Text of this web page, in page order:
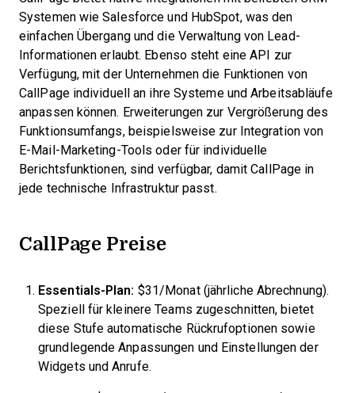
Systemen wie Salesforce und HubSpot, was den
einfachen Übergang und die Verwaltung von Lead-
Informationen erlaubt. Ebenso steht eine API zur
Verfügung, mit der Unternehmen die Funktionen von
CallPage individuell an ihre Systeme und Arbeitsabläufe
anpassen können. Erweiterungen zur Vergrößerung des
Funktionsumfangs, beispielsweise zur Integration von
E-Mail-Marketing-Tools oder für individuelle
Berichtsfunktionen, sind verfügbar, damit CallPage in
jede technische Infrastruktur passt.
CallPage Preise
Essentials-Plan: $31/Monat (jährliche Abrechnung).
Speziell für kleinere Teams zugeschnitten, bietet
diese Stufe automatische Rückrufoptionen sowie
grundlegende Anpassungen und Einstellungen der
Widgets und Anrufe.